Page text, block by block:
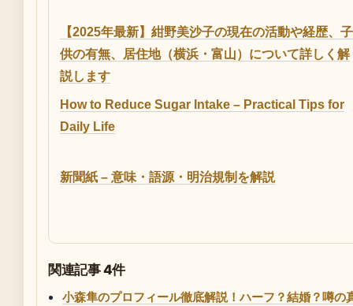
【2025年最新】紺野美沙子の現在の活動や経歴、子
供の有無、居住地（横浜・富山）について詳しく解
説します
How to Reduce Sugar Intake – Practical Tips for
Daily Life
新聞紙 – 意味・語源・明治規制を解説
関連記事 4件
小森隼のプロフィール徹底解説！ハーフ？結婚？噂の